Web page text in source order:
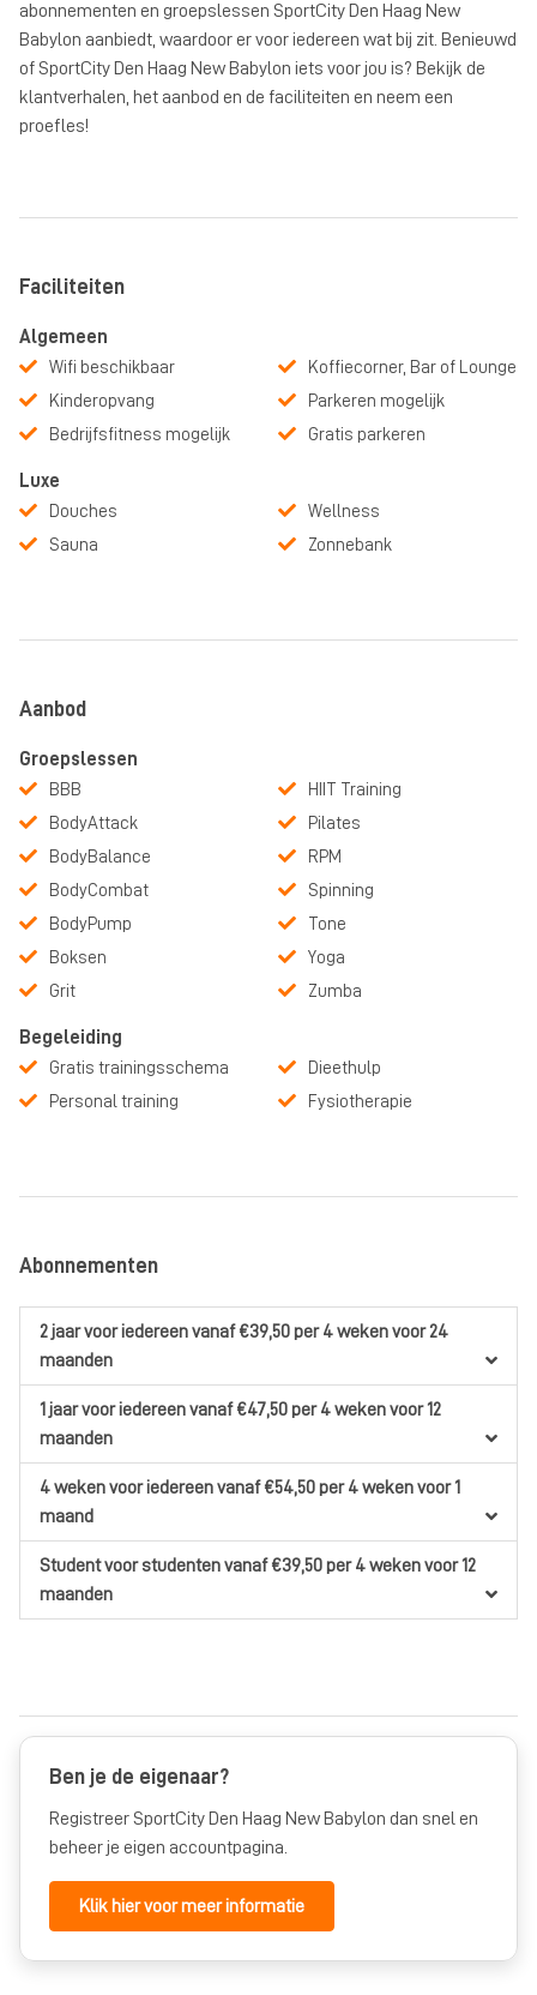
abonnementen en groepslessen SportCity Den Haag New
Babylon aanbiedt, waardoor er voor iedereen wat bij zit. Benieuwd
of SportCity Den Haag New Babylon iets voor jou is? Bekijk de
klantverhalen, het aanbod en de faciliteiten en neem een
proefles!
Faciliteiten
Algemeen
Wifi beschikbaar
Kinderopvang
Bedrijfsfitness mogelijk
Koffiecorner, Bar of Lounge
Parkeren mogelijk
Gratis parkeren
Luxe
Douches
Sauna
Wellness
Zonnebank
Aanbod
Groepslessen
BBB
BodyAttack
BodyBalance
BodyCombat
BodyPump
Boksen
Grit
HIIT Training
Pilates
RPM
Spinning
Tone
Yoga
Zumba
Begeleiding
Gratis trainingsschema
Personal training
Dieethulp
Fysiotherapie
Abonnementen
2 jaarvoor iedereenvanaf €39,50per 4 wekenvoor 24
maanden
1 jaarvoor iedereenvanaf €47,50per 4 wekenvoor 12
maanden
4 wekenvoor iedereenvanaf €54,50per 4 wekenvoor 1
maand
Studentvoor studentenvanaf €39,50per 4 wekenvoor 12
maanden
Ben je de eigenaar?
Registreer SportCity Den Haag New Babylon dan snel en
beheer je eigen accountpagina.
Klik hier voor meer informatie